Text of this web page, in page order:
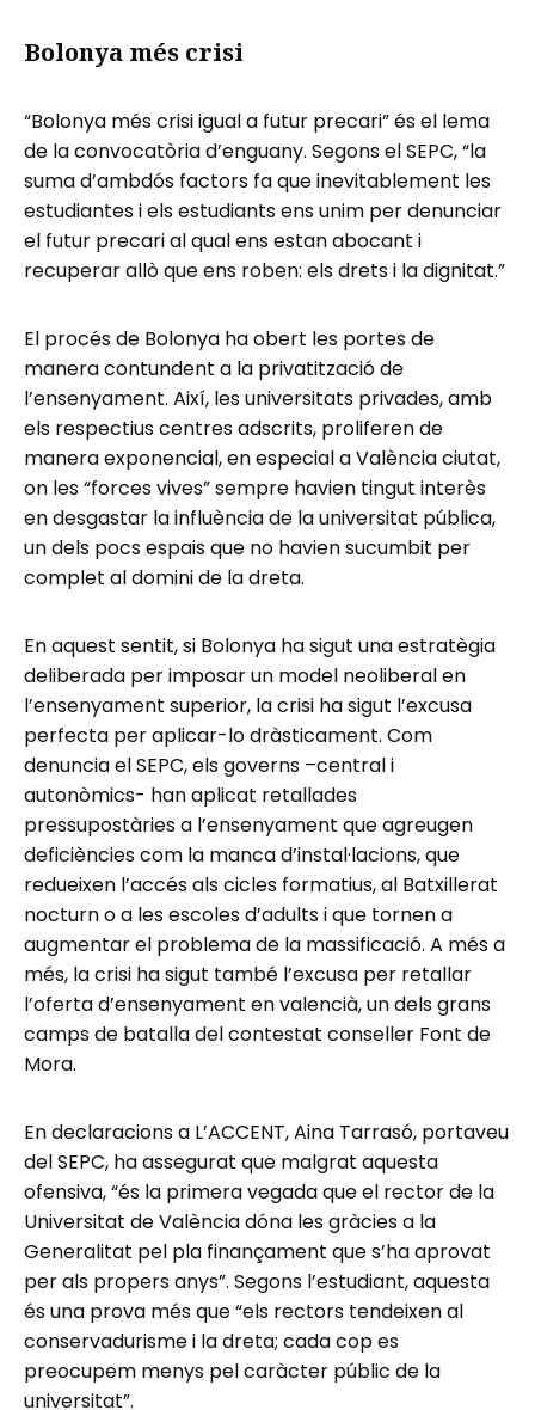
Bolonya més crisi
“Bolonya més crisi igual a futur precari” és el lema
de la convocatòria d’enguany. Segons el SEPC, “la
suma d’ambdós factors fa que inevitablement les
estudiantes i els estudiants ens unim per denunciar
el futur precari al qual ens estan abocant i
recuperar allò que ens roben: els drets i la dignitat.”
El procés de Bolonya ha obert les portes de
manera contundent a la privatització de
l’ensenyament. Així, les universitats privades, amb
els respectius centres adscrits, proliferen de
manera exponencial, en especial a València ciutat,
on les “forces vives” sempre havien tingut interès
en desgastar la influència de la universitat pública,
un dels pocs espais que no havien sucumbit per
complet al domini de la dreta.
En aquest sentit, si Bolonya ha sigut una estratègia
deliberada per imposar un model neoliberal en
l’ensenyament superior, la crisi ha sigut l’excusa
perfecta per aplicar-lo dràsticament. Com
denuncia el SEPC, els governs –central i
autonòmics- han aplicat retallades
pressupostàries a l’ensenyament que agreugen
deficiències com la manca d’instal·lacions, que
redueixen l’accés als cicles formatius, al Batxillerat
nocturn o a les escoles d’adults i que tornen a
augmentar el problema de la massificació. A més a
més, la crisi ha sigut també l’excusa per retallar
l’oferta d’ensenyament en valencià, un dels grans
camps de batalla del contestat conseller Font de
Mora.
En declaracions a L’ACCENT, Aina Tarrasó, portaveu
del SEPC, ha assegurat que malgrat aquesta
ofensiva, “és la primera vegada que el rector de la
Universitat de València dóna les gràcies a la
Generalitat pel pla finançament que s’ha aprovat
per als propers anys”. Segons l’estudiant, aquesta
és una prova més que “els rectors tendeixen al
conservadurisme i la dreta; cada cop es
preocupem menys pel caràcter públic de la
universitat”.